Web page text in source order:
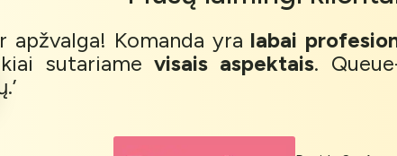
apžvalga! Komanda yra labai
sutariamevisais aspektais.